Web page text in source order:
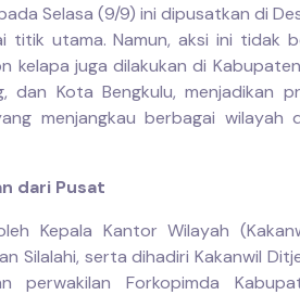
Selasa (9/9) ini dipusatkan di
titik utama. Namun, aksi ini tidak
kelapa juga dilakukan di
dan Kota Bengkulu, menjadikan
menjangkau berbagai wilayah
dari Pusat
Kepala Kantor Wilayah
Silalahi, serta dihadiri Kakanwil
perwakilan Forkopimda